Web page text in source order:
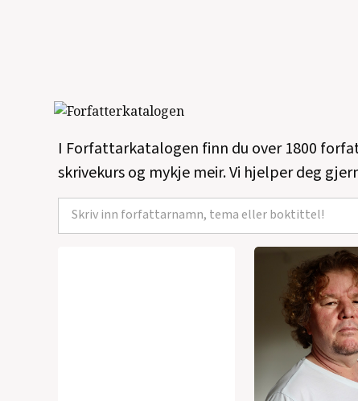
I Forfattarkatalogen finn du over 1800
skrivekurs og mykje meir. Vi hjelper deg